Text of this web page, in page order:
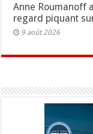
Anne Roumanoff
regard piquant
9 août 2026